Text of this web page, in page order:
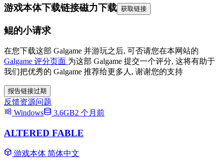
游戏本体下载链接磁力下载 获取链接
鲲的小请求
在您下载这部 Galgame 并游玩之后, 可否请您在本网站的
Galgame 评分页面 为这部 Galgame 提交一个评分, 这将有助于
我们把优秀的 Galgame 推荐给更多人, 谢谢您的支持
报告链接过期
反馈资源问题
Windows
3.6GB2 个月前
ALTERED FABLE
游戏本体 简体中文